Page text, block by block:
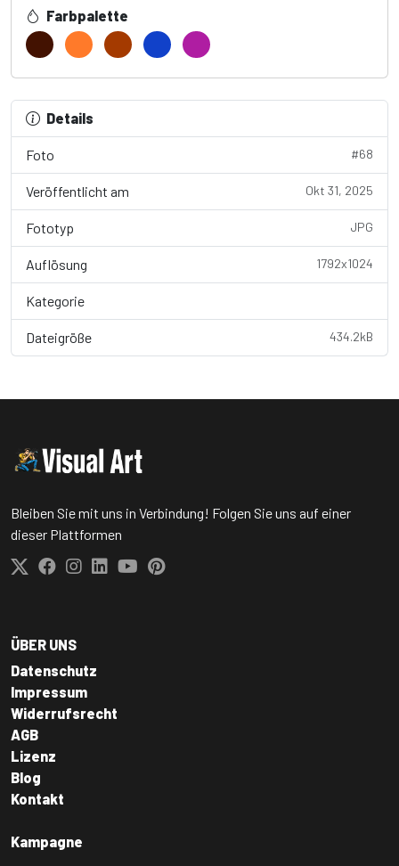
Farbpalette
Details
Foto #68
Veröffentlicht am Okt 31, 2025
Fototyp JPG
Auflösung 1792x1024
Kategorie
Dateigröße 434.2kB
Bleiben Sie mit uns in Verbindung! Folgen Sie uns auf einer
dieser Plattformen
ÜBER UNS
Datenschutz
Impressum
Widerrufsrecht
AGB
Lizenz
Blog
Kontakt
Kampagne